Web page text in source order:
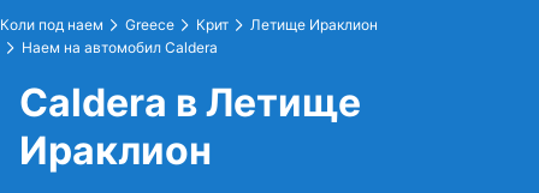
Коли под наем Greece Крит
Летище Ираклион
Наем на автомобил Caldera
Caldera в Летище
Ираклион